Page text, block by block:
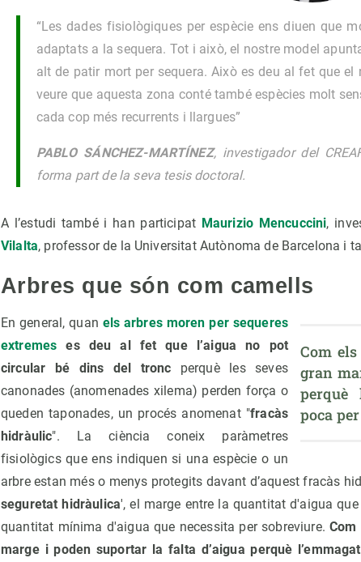
“Les dades fisiològiques per espècie ens diuen que
adaptats a la sequera. Tot i això, el nostre model
alt de patir mort per sequera. Això es deu al fet que el
veure que aquesta zona conté també espècies molt
cada cop més recurrents i llargues”
PABLO SÁNCHEZ-MARTÍNEZ, investigador del
forma part de la seva tesis doctoral.
A l’estudi també i han participat Maurizio Mencuccini,
Vilalta, professor de la Universitat Autònoma de Barcelona i
Arbres que són com camells
Com
gran
perquè
poca
En general, quan els arbres moren per sequeres
extremes es deu al fet que l’aigua no pot
circular bé dins del tronc perquè les seves
canonades (anomenades xilema) perden força o
queden taponades, un procés anomenat "fracàs
hidràulic". La ciència coneix paràmetres
fisiològics que ens indiquen si una espècie o un
arbre estan més o menys protegits davant d’aquest fracàs
seguretat hidràulica', el marge entre la quantitat d'aigua
quantitat mínima d'aigua que necessita per sobreviure.
marge i poden suportar la falta d’aigua perquè